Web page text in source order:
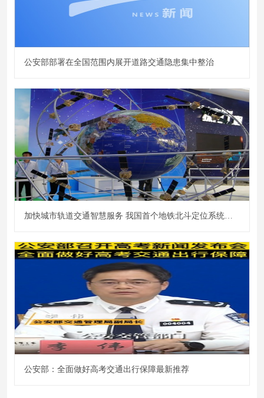
公安部部署在全国范围内展开道路交通隐患集中整治
加快城市轨道交通智慧服务 我国首个地铁北斗定位系统开建
公安部：全面做好高考交通出行保障最新推荐